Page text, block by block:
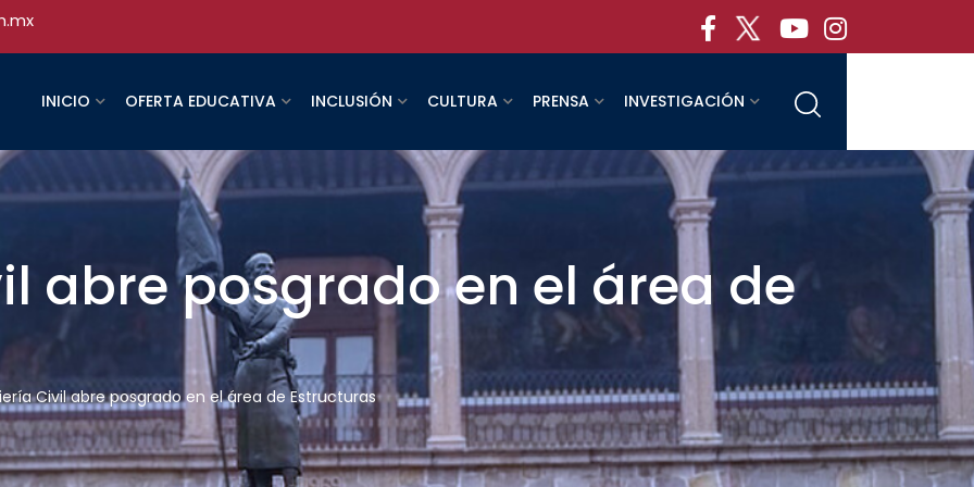
INICIO OFERTA EDUCATIVA INCLUSIÓN CULTURA PRENSA INVESTIGACIÓN
abre posgrado en el área de
Civil abre posgrado en el área de Estructuras